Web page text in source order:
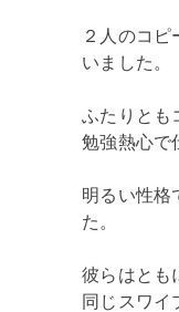
２人のコピ
いました。
ふたりとも
勉強熱心で
明るい性格
た。
彼らはとも
同じスワイ